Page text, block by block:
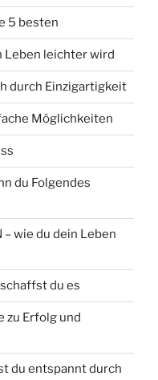
5 besten
Leben leichter wird
durch Einzigartigkeit
Möglichkeiten
du Folgendes
– wie du dein Leben
schaffst du es
zu Erfolg und
du entspannt durch